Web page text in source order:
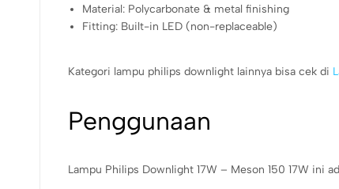
Material: Polycarbonate & metal finishing
Fitting: Built-in LED (non-replaceable)
Kategori lampu philips downlight lainnya bisa cek di
Penggunaan
Lampu Philips Downlight 17W – Meson 150 17W ini